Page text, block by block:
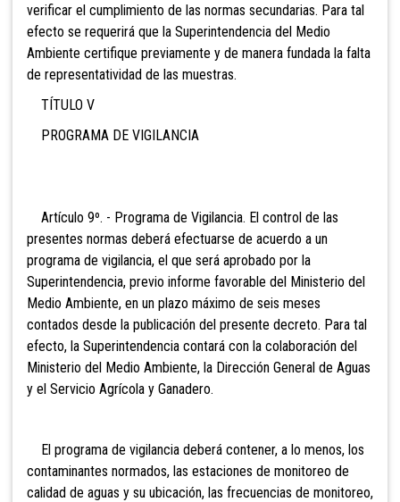
verificar el cumplimiento de las normas secundarias. Para tal
efecto se requerirá que la Superintendencia del Medio
Ambiente certifique previamente y de manera fundada la falta
de representatividad de las muestras.
TÍTULO V
PROGRAMA DE VIGILANCIA
Artículo 9º. - Programa de Vigilancia. El control de las
presentes normas deberá efectuarse de acuerdo a un
programa de vigilancia, el que será aprobado por la
Superintendencia, previo informe favorable del Ministerio del
Medio Ambiente, en un plazo máximo de seis meses
contados desde la publicación del presente decreto. Para tal
efecto, la Superintendencia contará con la colaboración del
Ministerio del Medio Ambiente, la Dirección General de Aguas
y el Servicio Agrícola y Ganadero.
El programa de vigilancia deberá contener, a lo menos, los
contaminantes normados, las estaciones de monitoreo de
calidad de aguas y su ubicación, las frecuencias de monitoreo,